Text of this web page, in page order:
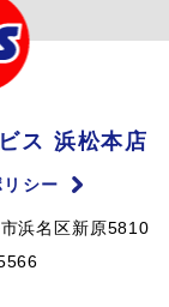
ス 浜松本店
シー
浜名区新原5810